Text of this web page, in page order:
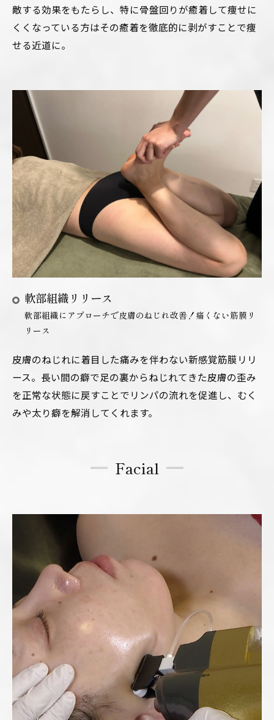
敵する効果をもたらし、特に骨盤回りが癒着して痩せに
くくなっている方はその癒着を徹底的に剥がすことで痩
せる近道に。
軟部組織リリース
軟部組織にアプローチで皮膚のねじれ改善！痛くない筋膜リ
リース
皮膚のねじれに着目した痛みを伴わない新感覚筋膜リリ
ース。長い間の癖で足の裏からねじれてきた皮膚の歪み
を正常な状態に戻すことでリンパの流れを促進し、むく
みや太り癖を解消してくれます。
Facial